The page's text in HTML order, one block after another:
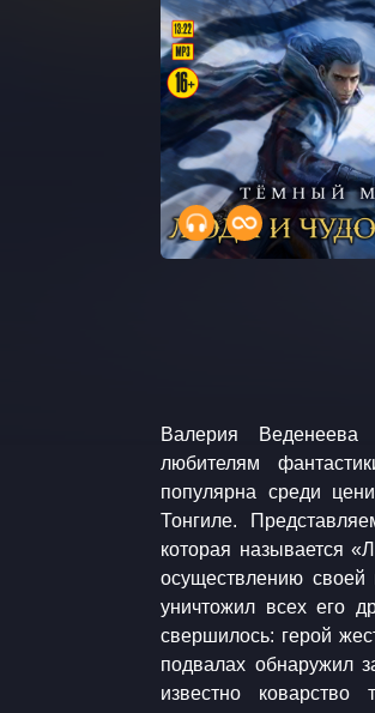
Валерия Веденеева
любителям
популярна среди
Тонгиле.
которая называется
осуществлению
уничтожил всех его
свершилось: герой
подвалах обнаружил
известно
всех страшащий. Меж
намерения — спасти
тёмный маг. Мальчик
что ужасный
напротив, не пощадит
тёмным магом,
опасностями. Вокруг
где монстр, а где
Исполняет Андрей
Генеральный